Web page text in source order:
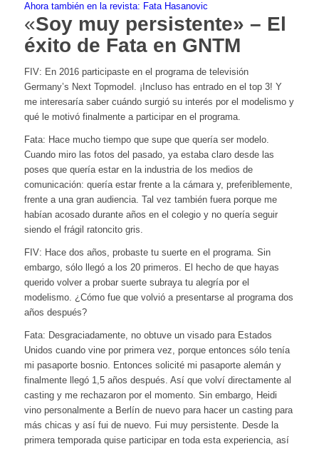
Ahora también en la revista: Fata Hasanovic
«Soy muy persistente» – El
éxito de Fata en GNTM
FIV: En 2016 participaste en el programa de televisión
Germany’s Next Topmodel. ¡Incluso has entrado en el top 3! Y
me interesaría saber cuándo surgió su interés por el modelismo y
qué le motivó finalmente a participar en el programa.
Fata: Hace mucho tiempo que supe que quería ser modelo.
Cuando miro las fotos del pasado, ya estaba claro desde las
poses que quería estar en la industria de los medios de
comunicación: quería estar frente a la cámara y, preferiblemente,
frente a una gran audiencia. Tal vez también fuera porque me
habían acosado durante años en el colegio y no quería seguir
siendo el frágil ratoncito gris.
FIV: Hace dos años, probaste tu suerte en el programa. Sin
embargo, sólo llegó a los 20 primeros. El hecho de que hayas
querido volver a probar suerte subraya tu alegría por el
modelismo. ¿Cómo fue que volvió a presentarse al programa dos
años después?
Fata: Desgraciadamente, no obtuve un visado para Estados
Unidos cuando vine por primera vez, porque entonces sólo tenía
mi pasaporte bosnio. Entonces solicité mi pasaporte alemán y
finalmente llegó 1,5 años después. Así que volví directamente al
casting y me rechazaron por el momento. Sin embargo, Heidi
vino personalmente a Berlín de nuevo para hacer un casting para
más chicas y así fui de nuevo. Fui muy persistente. Desde la
primera temporada quise participar en toda esta experiencia, así